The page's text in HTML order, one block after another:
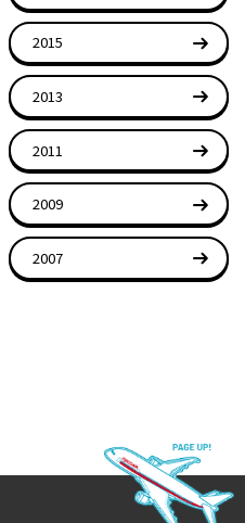
2015
2013
2011
2009
2007